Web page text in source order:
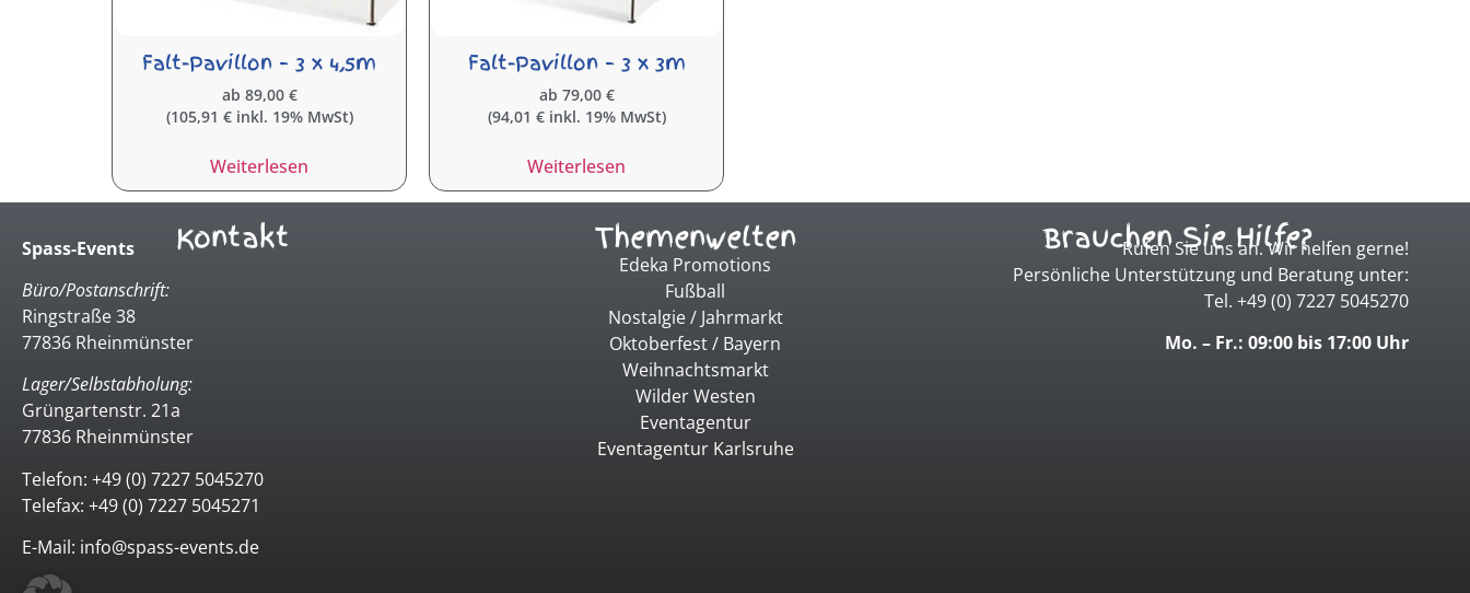
Falt-Pavillon – 3 x 4,5m
ab 89,00 €
(105,91 €inkl. 19% MwSt)
Weiterlesen
Falt-Pavillon – 3 x 3m
ab 79,00 €
(94,01 €inkl. 19% MwSt)
Weiterlesen
Kontakt
Spass-Events
Büro/Postanschrift:
Ringstraße 38
77836 Rheinmünster
Lager/Selbstabholung:
Grüngartenstr. 21a
77836 Rheinmünster
Telefon: +49 (0) 7227 5045270
Telefax: +49 (0) 7227 5045271
E-Mail: info@spass-events.de
Themenwelten
Edeka Promotions
Fußball
Nostalgie / Jahrmarkt
Oktoberfest / Bayern
Weihnachtsmarkt
Wilder Westen
Eventagentur
Eventagentur Karlsruhe
Brauchen Sie Hilfe?
Rufen Sie uns an. Wir helfen gerne!
Persönliche Unterstützung und Beratung unter:
Tel. +49 (0) 7227 5045270
Mo. – Fr.: 09:00 bis 17:00 Uhr